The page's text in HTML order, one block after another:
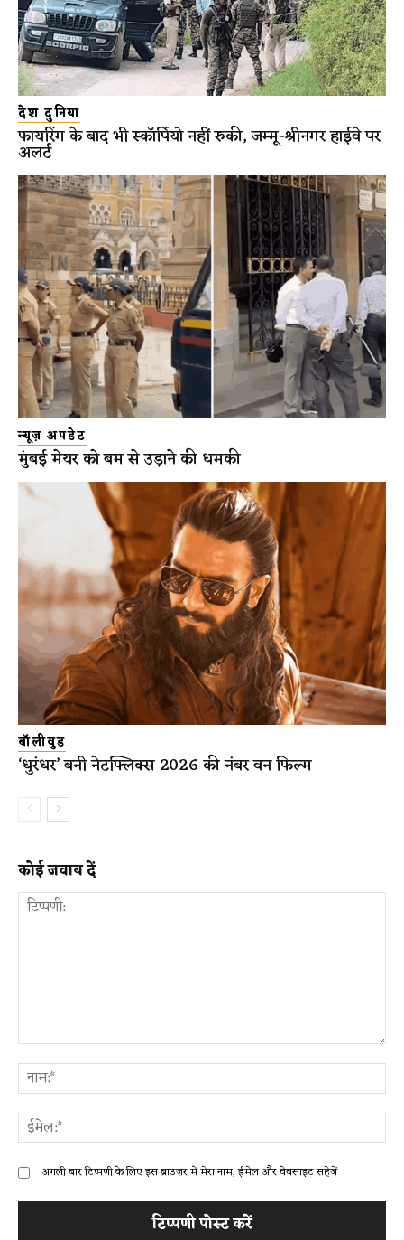
देश दुनिया
फायरिंग के बाद भी स्कॉर्पियो नहीं रुकी, जम्मू-श्रीनगर हाईवे पर
अलर्ट
न्यूज़ अपडेट
मुंबई मेयर को बम से उड़ाने की धमकी
बॉलीवुड
‘धुरंधर’ बनी नेटफ्लिक्स 2026 की नंबर वन फिल्म
कोई जवाब दें
अगली बार टिप्पणी के लिए इस ब्राउज़र में मेरा नाम, ईमेल और वेबसाइट सहेजें